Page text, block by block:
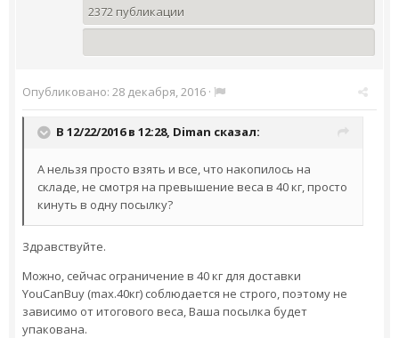
2372 публикации
Опубликовано: 28 декабря, 2016 ·
В 12/22/2016 в 12:28, Diman сказал:
А нельзя просто взять и все, что накопилось на
складе, не смотря на превышение веса в 40 кг, просто
кинуть в одну посылку?
Здравствуйте.
Можно, сейчас ограничение в 40 кг для доставки
YouCanBuy (max.40кг) соблюдается не строго, поэтому не
зависимо от итогового веса, Ваша посылка будет
упакована.